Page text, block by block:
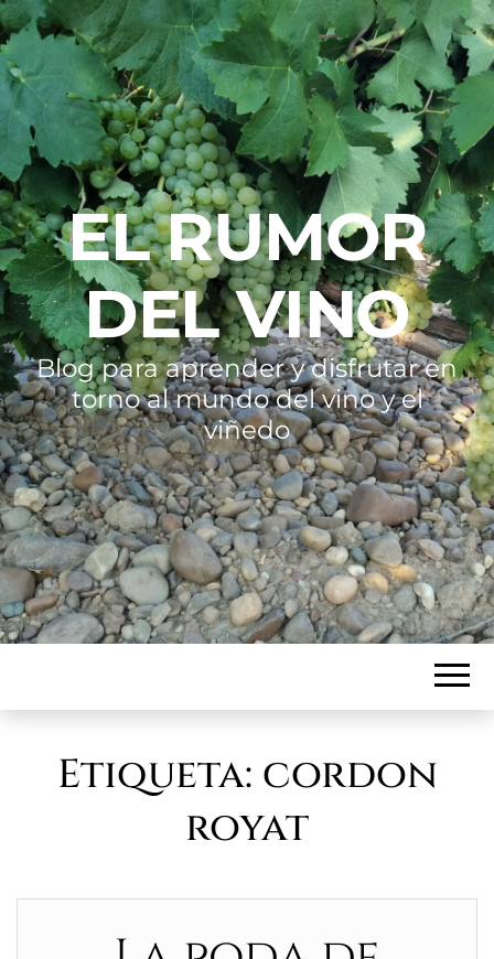
EL RUMOR
DEL VINO
Blog para aprender y disfrutar en
torno al mundo del vino y el
viñedo
Etiqueta: cordon
royat